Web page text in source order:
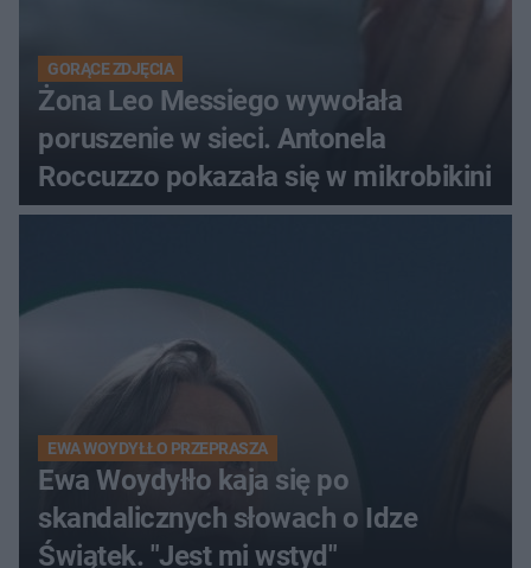
GORĄCE ZDJĘCIA
Żona Leo Messiego wywołała
poruszenie w sieci. Antonela
Roccuzzo pokazała się w mikrobikini
EWA WOYDYŁŁO PRZEPRASZA
Ewa Woydyłło kaja się po
skandalicznych słowach o Idze
Świątek. "Jest mi wstyd"